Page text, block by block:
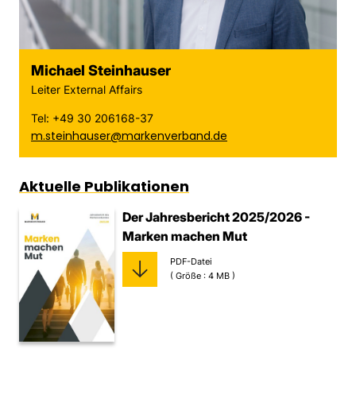
Michael Steinhauser
Leiter External Affairs
Tel: +49 30 206168-37
m.steinhauser@markenverband.de
Aktuelle Publikationen
Der Jahresbericht 2025/2026 -
Marken machen Mut
PDF-Datei
( Größe : 4 MB )